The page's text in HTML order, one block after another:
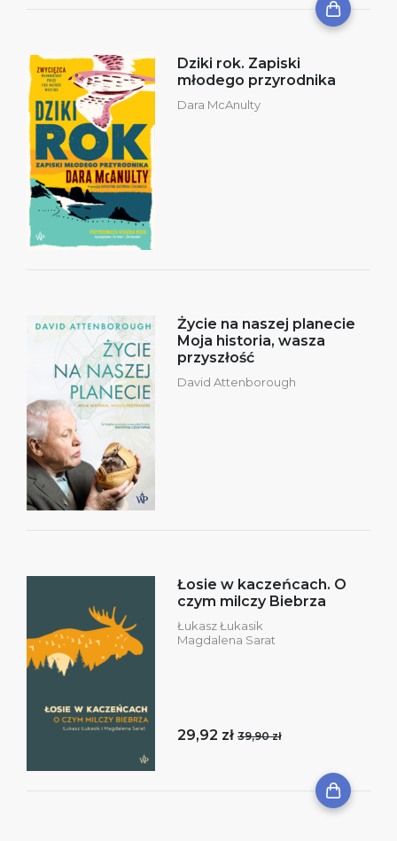
Dziki rok. Zapiski
młodego przyrodnika
Dara McAnulty
Życie na naszej planecie
Moja historia, wasza
przyszłość
David Attenborough
Łosie w kaczeńcach. O
czym milczy Biebrza
Łukasz Łukasik
Magdalena Sarat
29,92 zł 39,90 zł